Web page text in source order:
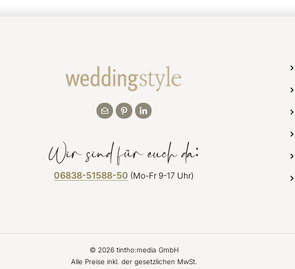
Wir sind für euch da:
06838-51588-50 (Mo-Fr 9-17 Uhr)
© 2026tintho:media GmbH
Alle Preise inkl. der gesetzlichen MwSt.